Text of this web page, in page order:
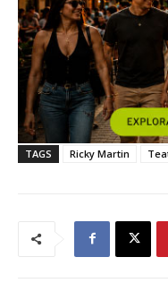
TAGS Ricky Martin